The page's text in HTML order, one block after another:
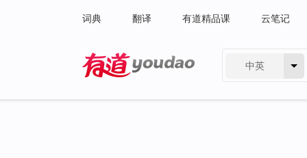
词典 翻译 有道精品课 云笔记
中英